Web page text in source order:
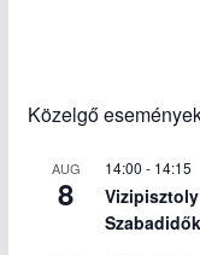
Közelgő
AUG
8
14:00 - 14:15